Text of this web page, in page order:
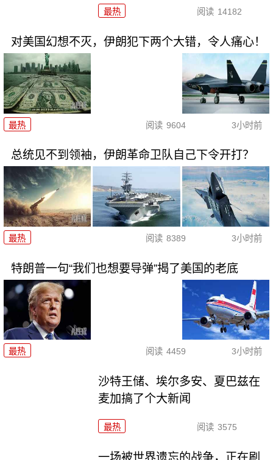
最热 阅读 14182
对美国幻想不灭，伊朗犯下两个大错，令人痛心！
最热 阅读 9604 3小时前
总统见不到领袖，伊朗革命卫队自己下令开打？
最热 阅读 8389 3小时前
特朗普一句“我们也想要导弹”揭了美国的老底
最热 阅读 4459 3小时前
沙特王储、埃尔多安、夏巴兹在
麦加搞了个大新闻
最热 阅读 3575
一场被世界遗忘的战争，正在刷